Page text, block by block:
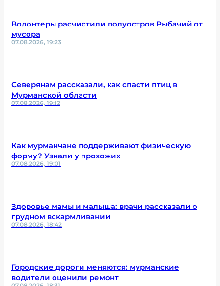
Волонтеры расчистили полуостров Рыбачий от
мусора
07.08.2026, 19:23
Северянам рассказали, как спасти птиц в
Мурманской области
07.08.2026, 19:12
Как мурманчане поддерживают физическую
форму? Узнали у прохожих
07.08.2026, 19:01
Здоровье мамы и малыша: врачи рассказали о
грудном вскармливании
07.08.2026, 18:42
Городские дороги меняются: мурманские
водители оценили ремонт